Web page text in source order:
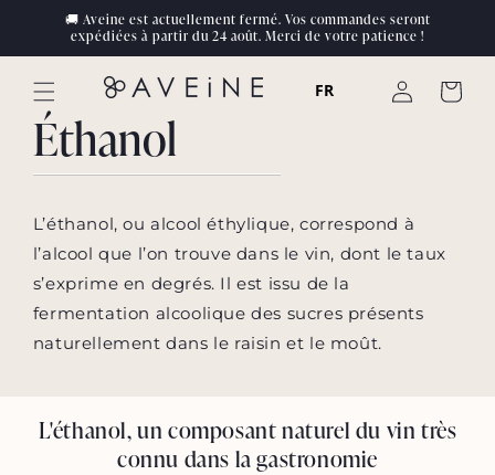
Skip to
content
Éthanol
L’éthanol, ou alcool éthylique, correspond à
l’alcool que l’on trouve dans le vin, dont le taux
s’exprime en degrés. Il est issu de la
fermentation alcoolique des sucres présents
naturellement dans le raisin et le moût.
L'éthanol, un composant naturel du vin très
connu dans la gastronomie
🚚 Aveine est actuellement fermé. Vos commandes seront
expédiées à partir du 24 août. Merci de votre patience !
FR
connecter
Panier